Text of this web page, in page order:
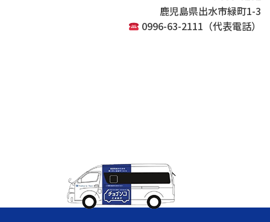
鹿児島県出水市緑町1-3
0996-63-2111（代表電話）